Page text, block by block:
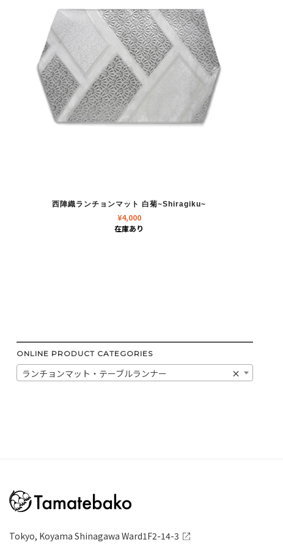
西陣織ランチョンマット 白菊~Shiragiku~
¥4,000
在庫あり
ONLINE PRODUCT CATEGORIES
×
ランチョンマット・テーブルランナー
Tokyo, Koyama Shinagawa Ward1F2-14-3